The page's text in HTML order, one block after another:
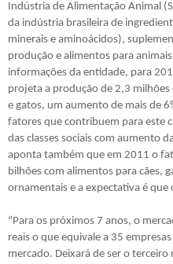
Indústria de Alimentação Animal
da indústria brasileira de
minerais e aminoácidos),
produção e alimentos para
informações da entidade, para
projeta a produção de 2,3
e gatos, um aumento de mais de
fatores que contribuem para este
das classes sociais com aumento
aponta também que em 2011 o
bilhões com alimentos para cães,
ornamentais e a expectativa é
“Para os próximos 7 anos, o
reais o que equivale a 35
mercado. Deixará de ser o